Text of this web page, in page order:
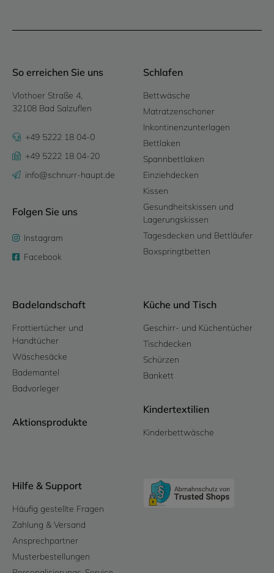
So erreichen Sie uns
Vlothoer Straße 4,
32108 Bad Salzuflen
+49 5222 18 04-0
+49 5222 18 04-20
info@schnurr-haupt.de
Folgen Sie uns
Instagram
Facebook
Schlafen
Bettwäsche
Matratzenschoner
Inkontinenzunterlagen
Bettlaken
Spannbettlaken
Einziehdecken
Kissen
Gesundheitskissen und
Lagerungskissen
Tagesdecken und Bettläufer
Boxspringtbetten
Badelandschaft
Frottiertücher und
Handtücher
Wäschesäcke
Bademantel
Badvorleger
Aktionsprodukte
Küche und Tisch
Geschirr- und Küchentücher
Tischdecken
Schürzen
Bankett
Kindertextilien
Kinderbettwäsche
Hilfe & Support
Häufig gestellte Fragen
Zahlung & Versand
Ansprechpartner
Musterbestellungen